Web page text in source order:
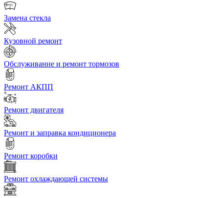
Замена стекла
Кузовной ремонт
Обслуживание и ремонт тормозов
Ремонт АКПП
Ремонт двигателя
Ремонт и заправка кондиционера
Ремонт коробки
Ремонт охлаждающей системы